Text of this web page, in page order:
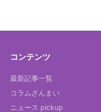
コンテンツ
最新記事一覧
コラムざんまい
ニュース pickup